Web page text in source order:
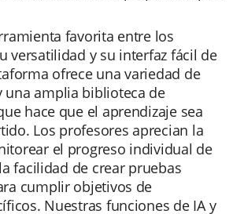
favorita entre los
versatilidad y su interfaz fácil de
ofrece una variedad de
una amplia biblioteca de
hace que el aprendizaje sea
Los profesores aprecian la
el progreso individual de
facilidad de crear pruebas
cumplir objetivos de
Nuestras funciones de IA y